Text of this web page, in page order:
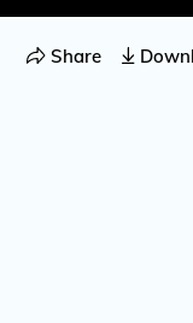
Share